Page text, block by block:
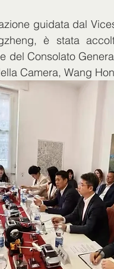
guidata dal
è stata
del Consolato
Camera, Wang